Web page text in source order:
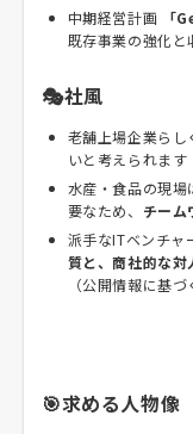
中期経営計画
「
既存事業の強化と
🎭社風
老舗上場企業らし
いと考えられます
水産・食品の現
要なため、 チーム
派手なITベンチャ
質と、商社的な対
（公開情報に基づ
🎯求める人物像